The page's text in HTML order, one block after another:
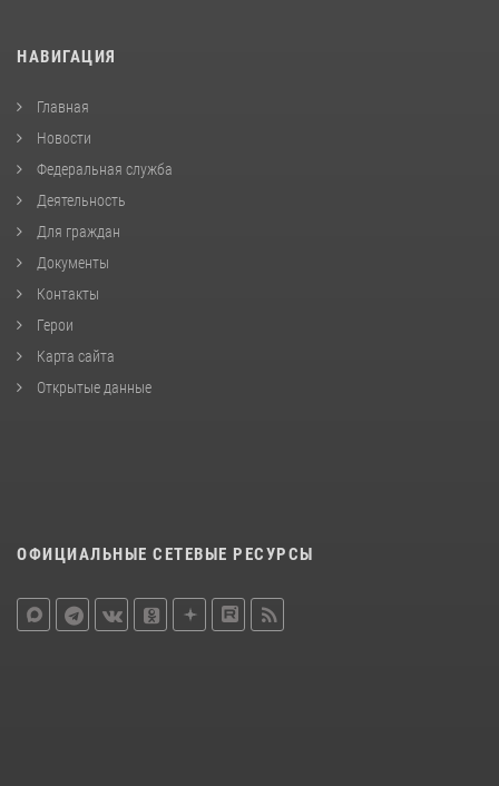
НАВИГАЦИЯ
Главная
Новости
Федеральная служба
Деятельность
Для граждан
Документы
Контакты
Герои
Карта сайта
Открытые данные
ОФИЦИАЛЬНЫЕ СЕТЕВЫЕ РЕСУРСЫ